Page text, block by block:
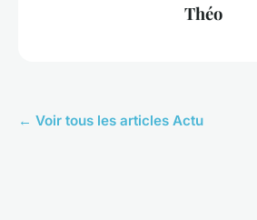
Théo
← Voir tous les articles Actu